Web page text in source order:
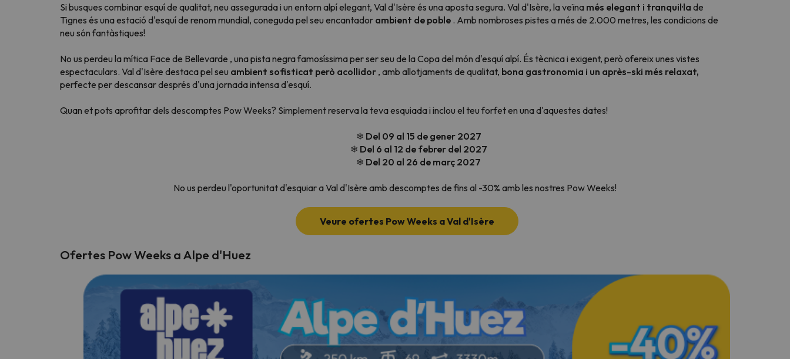
Si busques combinar esquí de qualitat, neu assegurada i un entorn alpí elegant, Val d'Isère és una aposta segura. Val d'Isère, la veïna més elegant i tranquil·la de
Tignes és una estació d'esquí de renom mundial, coneguda pel seu encantador ambient de poble . Amb nombroses pistes a més de 2.000 metres, les condicions de
neu són fantàstiques!
No us perdeu la mítica Face de Bellevarde , una pista negra famosíssima per ser seu de la Copa del món d'esquí alpí. És tècnica i exigent, però ofereix unes vistes
espectaculars. Val d'Isère destaca pel seu ambient sofisticat però acollidor , amb allotjaments de qualitat, bona gastronomia i un après-ski més relaxat,
perfecte per descansar després d'una jornada intensa d'esquí.
Quan et pots aprofitar dels descomptes Pow Weeks? Simplement reserva la teva esquiada i inclou el teu forfet en una d'aquestes dates!
❄ Del 09 al 15 de gener 2027
❄ Del 6 al 12 de febrer del 2027
❄ Del 20 al 26 de març 2027
No us perdeu l'oportunitat d'esquiar a Val d'Isère amb descomptes de fins al -30% amb les nostres Pow Weeks!
Veure ofertes Pow Weeks a Val d'Isère
Ofertes Pow Weeks a Alpe d'Huez